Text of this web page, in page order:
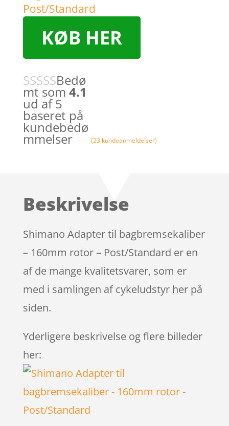
KØB HER
Bedø
mt som 4.1
ud af 5
baseret på
kundebedø
mmelser (23 kundeanmeldelser)
Beskrivelse
Shimano Adapter til bagbremsekaliber
– 160mm rotor – Post/Standard er en
af de mange kvalitetsvarer, som er
med i samlingen af cykeludstyr her på
siden.
Yderligere beskrivelse og flere billeder
her: